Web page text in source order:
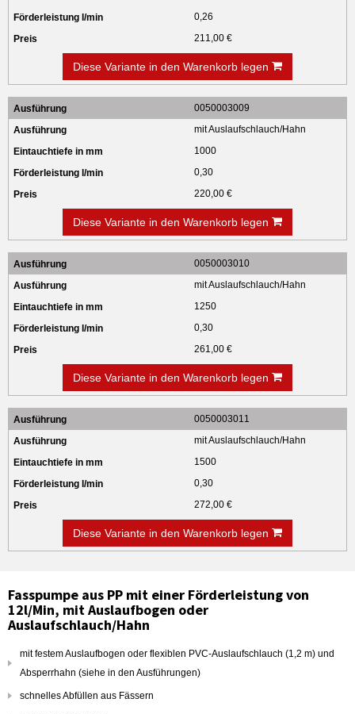
0,26
211,00 €
Diese Variante in den Warenkorb legen
0050003009
mit Auslaufschlauch/Hahn
1000
0,30
220,00 €
Diese Variante in den Warenkorb legen
0050003010
mit Auslaufschlauch/Hahn
1250
0,30
261,00 €
Diese Variante in den Warenkorb legen
0050003011
mit Auslaufschlauch/Hahn
1500
0,30
272,00 €
Diese Variante in den Warenkorb legen
Fasspumpe aus PP mit einer Förderleistung von
12l/Min, mit Auslaufbogen oder
Auslaufschlauch/Hahn
mit festem Auslaufbogen oder flexiblen PVC-Auslaufschlauch (1,2 m) und
Absperrhahn (siehe in den Ausführungen)
schnelles Abfüllen aus Fässern